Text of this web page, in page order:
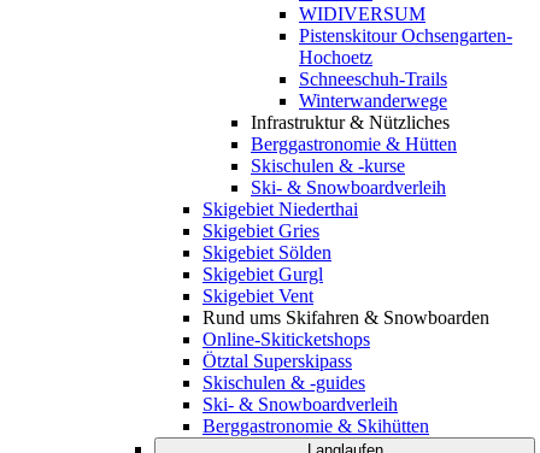
WIDIVERSUM
Pistenskitour Ochsengarten-
Hochoetz
Schneeschuh-Trails
Winterwanderwege
Infrastruktur & Nützliches
Berggastronomie & Hütten
Skischulen & -kurse
Ski- & Snowboardverleih
Skigebiet Niederthai
Skigebiet Gries
Skigebiet Sölden
Skigebiet Gurgl
Skigebiet Vent
Rund ums Skifahren & Snowboarden
Online-Skiticketshops
Ötztal Superskipass
Skischulen & -guides
Ski- & Snowboardverleih
Berggastronomie & Skihütten